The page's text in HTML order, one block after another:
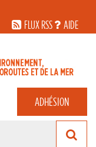
FLUX RSS
AIDE
ADHÉSION